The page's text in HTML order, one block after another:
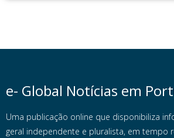
e- Global Notícias em
Uma publicação online que disponibiliza
geral independente e pluralista, em tempo